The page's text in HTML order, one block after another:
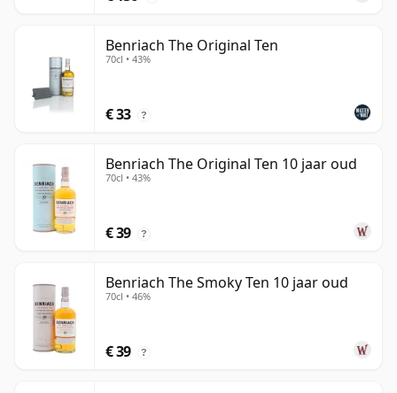
Benriach The Original Ten
70cl • 43%
€ 33 ?
Benriach The Original Ten 10 jaar oud
70cl • 43%
€ 39 ?
Benriach The Smoky Ten 10 jaar oud
70cl • 46%
€ 39 ?